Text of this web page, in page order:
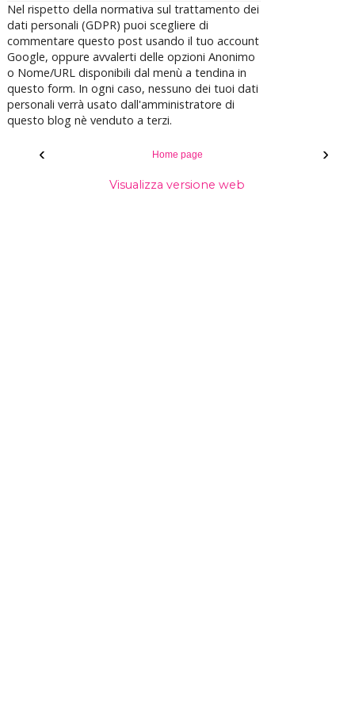
Nel rispetto della normativa sul trattamento dei
dati personali (GDPR) puoi scegliere di
commentare questo post usando il tuo account
Google, oppure avvalerti delle opzioni Anonimo
o Nome/URL disponibili dal menù a tendina in
questo form. In ogni caso, nessuno dei tuoi dati
personali verrà usato dall'amministratore di
questo blog nè venduto a terzi.
‹ ›
Home page
Visualizza versione web